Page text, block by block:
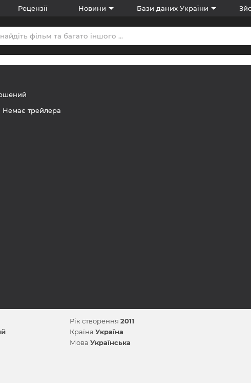
Рецензії Новини Бази даних України
Немає трейлера
Рік створення 2011
Країна Україна
Мова Українська